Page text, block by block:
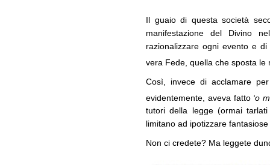
Il guaio di questa società
manifestazione del Divino
razionalizzare ogni evento e
vera Fede, quella che sposta
Così, invece di acclamare
evidentemente, aveva fatto ‘o
tutori della legge (ormai
limitano ad ipotizzare
Non ci credete? Ma leggete